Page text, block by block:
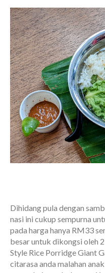
Dihidang pula dengan
nasi ini cukup sempurna
pada harga hanya RM33
besar untuk dikongsi oleh
Style Rice Porridge Giant
citarasa anda malahan